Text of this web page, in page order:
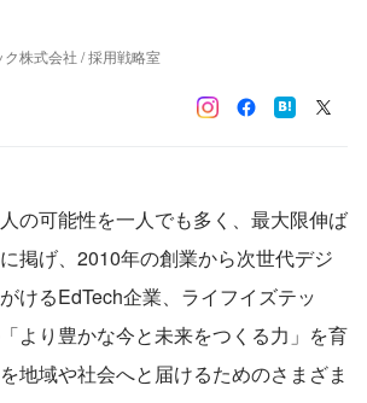
株式会社 / 採用戦略室
の可能性を一人でも多く、最大限伸ば
掲げ、2010年の創業から次世代デジ
けるEdTech企業、ライフイズテッ
より豊かな今と未来をつくる力」を育
地域や社会へと届けるためのさまざま